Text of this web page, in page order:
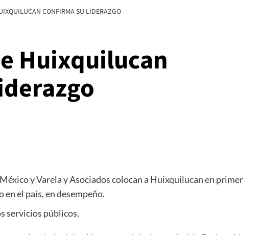
CONFIRMA SU LIDERAZGO
Huixquilucan
y Varela y Asociados colocan a Huixquilucan en primer
el país, en desempeño.
servicios públicos.